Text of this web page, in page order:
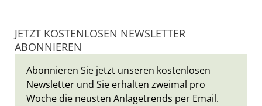
JETZT KOSTENLOSEN NEWSLETTER
ABONNIEREN
Abonnieren Sie jetzt unseren kostenlosen
Newsletter und Sie erhalten zweimal pro
Woche die neusten Anlagetrends per Email.